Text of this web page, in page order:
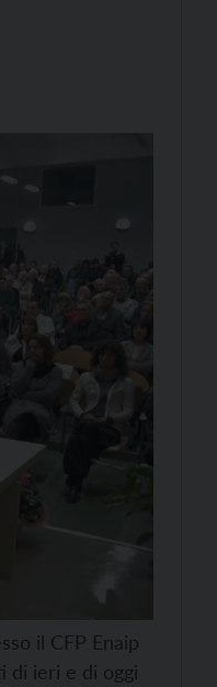
il CFP Enaip
di ieri e di oggi